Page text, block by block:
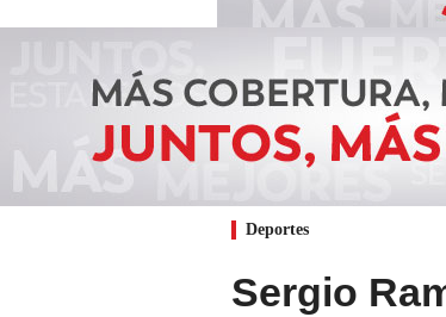
Deportes
Sergio